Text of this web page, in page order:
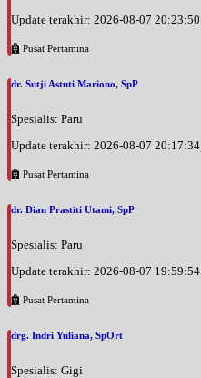
Update terakhir: 2026-08-07 20:23:50
Pusat Pertamina
dr. Sutji Astuti Mariono, SpP
Spesialis: Paru
Update terakhir: 2026-08-07 20:17:34
Pusat Pertamina
dr. Dian Prastiti Utami, SpP
Spesialis: Paru
Update terakhir: 2026-08-07 19:59:54
Pusat Pertamina
drg. Indri Yuliana, SpOrt
Spesialis: Gigi